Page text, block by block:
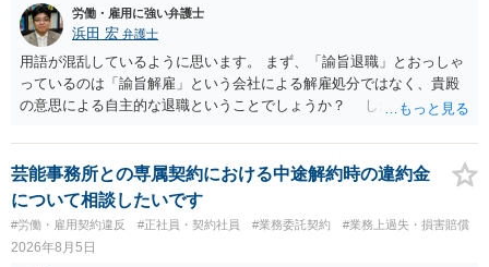
労働・雇用に強い弁護士
浜田 宏 弁護士
用語が混乱しているように思います。 まず、「諭旨退職」とおっしゃ
っているのは「諭旨解雇」という会社による解雇処分ではなく、貴殿
の意思による自主的な退職ということでしょうか？ しかし、記載さ
す。 その場合、解雇には客観的で合理的な理由が必要であり、かつ
解雇という処分が社会通念上相当と認められない限り、解雇は無効で
す。 結局、貴殿のネット炎上の内容や原因、勤務先に与えた影響な
どを具体的に検討しなければ、何とも申し上げることができません。
また、育児休業法関係の問題もあるかもしれません。 ある程度労働
法に関する専門的な知識が必要な事案ですので、一度、お近くの弁護
芸能事務所との専属契約における中途解約時の違約金
について相談したいです
#労働・雇用契約違反 #正社員・契約社員 #業務委託契約 #業務上過失・損害賠償
2026年8月5日